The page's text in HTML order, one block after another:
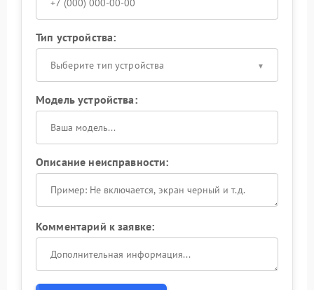
Тип устройства:
Выберите тип устройства
Модель устройства:
Описание неисправности:
Комментарий к заявке: